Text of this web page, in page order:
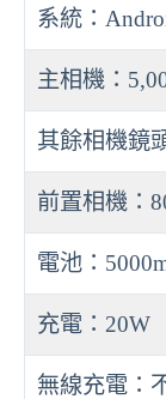
系統：
主相機：
其餘相機鏡
前置相機：
電池：
充電：20W
無線充電：